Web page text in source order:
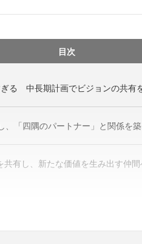
目次
る 中長期計画でビジョンの共有
、「四隅のパートナー」と関係を築
共有し、新たな価値を生み出す仲